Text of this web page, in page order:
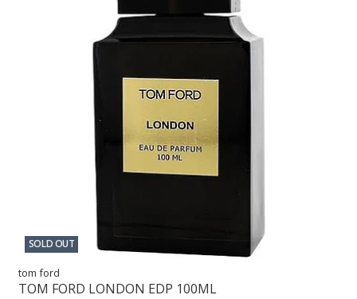
SOLD OUT
tom ford
TOM FORD LONDON EDP 100ML